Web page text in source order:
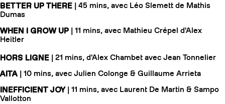
BETTER UP THERE | 45 mins, avec Léo Slemett de Mathis
Dumas
WHEN I GROW UP | 11 mins, avec Mathieu Crépel d'Alex
Heitler
HORS LIGNE | 21 mins, d'Alex Chambet avec Jean Tonnelier
AITA | 10 mins, avec Julien Colonge & Guillaume Arrieta
INEFFICIENT JOY| 11 mins, avec Laurent De Martin & Sampo
Vallotton